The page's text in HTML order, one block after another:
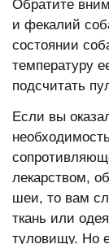
Обратите
и фекалий
состоянии
температуру
подсчитать
Если вы
лекарством,
шеи, то вам
ткань или
туловищу. Но